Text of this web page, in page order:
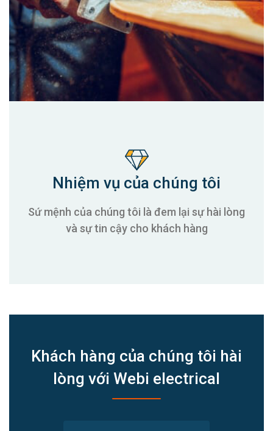
Nhiệm vụ của chúng tôi
Sứ mệnh của chúng tôi là đem lại sự hài lòng
và sự tin cậy cho khách hàng
Khách hàng của chúng tôi hài
lòng với Webi electrical